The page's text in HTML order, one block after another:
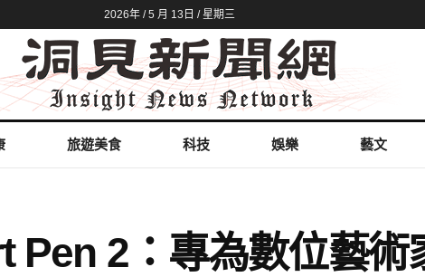
2026年 / 5 月 13日 / 星期三
旅遊美食 科技 娛樂 藝文
2：專為數位藝術